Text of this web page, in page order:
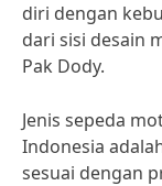
diri dengan
dari sisi desain
Pak Dody.
Jenis sepeda
Indonesia
sesuai dengan